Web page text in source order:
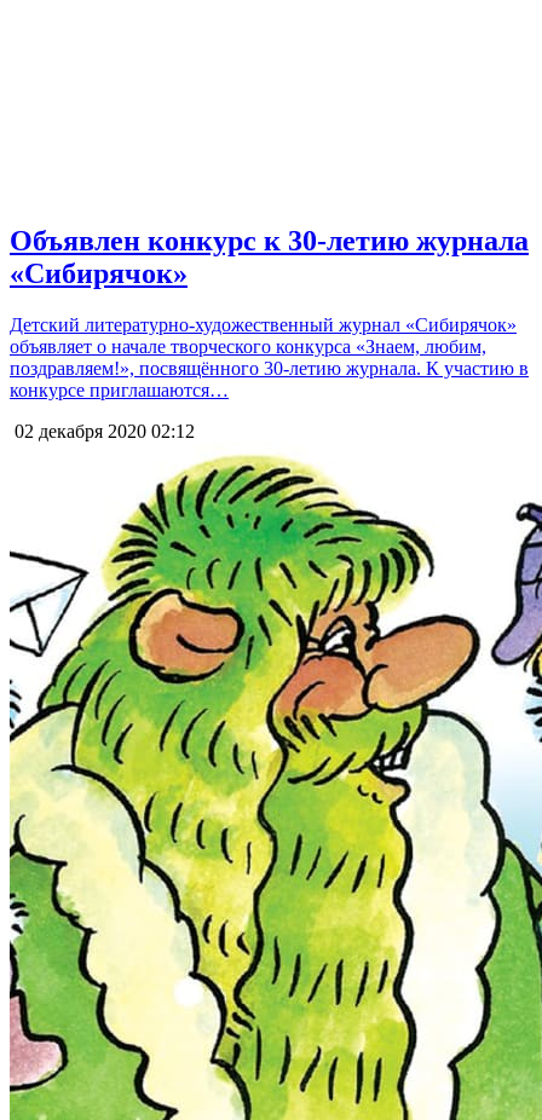
Объявлен конкурс к 30-летию журнала
«Сибирячок»
Детский литературно-художественный журнал «Сибирячок»
объявляет о начале творческого конкурса «Знаем, любим,
поздравляем!», посвящённого 30-летию журнала. К участию в
конкурсе приглашаются…
02 декабря 2020 02:12